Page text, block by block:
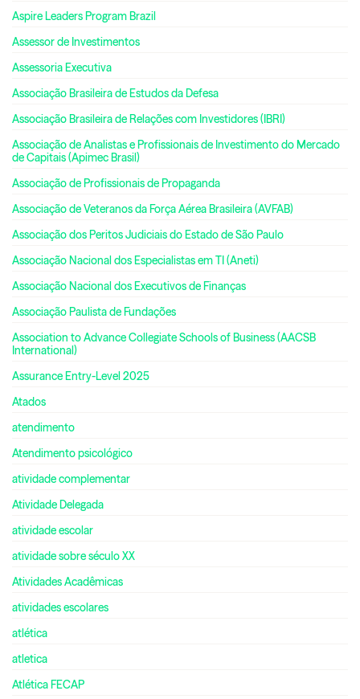
Aspire Leaders Program Brazil
Assessor de Investimentos
Assessoria Executiva
Associação Brasileira de Estudos da Defesa
Associação Brasileira de Relações com Investidores (IBRI)
Associação de Analistas e Profissionais de Investimento do Mercado
de Capitais (Apimec Brasil)
Associação de Profissionais de Propaganda
Associação de Veteranos da Força Aérea Brasileira (AVFAB)
Associação dos Peritos Judiciais do Estado de São Paulo
Associação Nacional dos Especialistas em TI (Aneti)
Associação Nacional dos Executivos de Finanças
Associação Paulista de Fundações
Association to Advance Collegiate Schools of Business (AACSB
International)
Assurance Entry-Level 2025
Atados
atendimento
Atendimento psicológico
atividade complementar
Atividade Delegada
atividade escolar
atividade sobre século XX
Atividades Acadêmicas
atividades escolares
atlética
atletica
Atlética FECAP